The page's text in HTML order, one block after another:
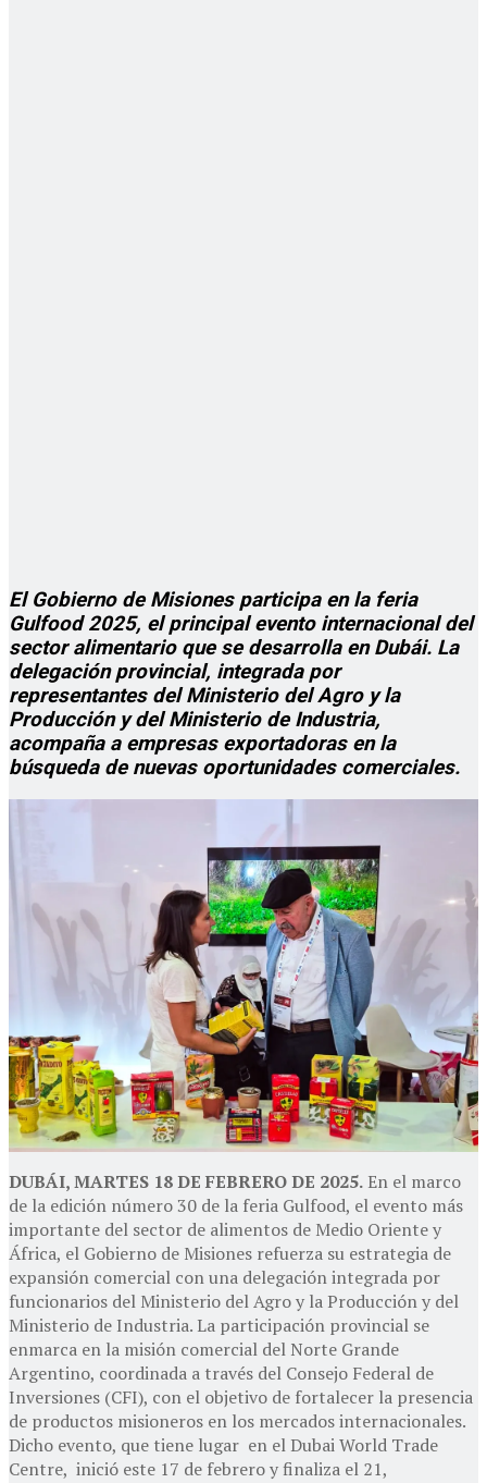
El Gobierno de Misiones participa en la feria
Gulfood 2025, el principal evento internacional del
sector alimentario que se desarrolla en Dubái. La
delegación provincial, integrada por
representantes del Ministerio del Agro y la
Producción y del Ministerio de Industria,
acompaña a empresas exportadoras en la
búsqueda de nuevas oportunidades comerciales.
DUBÁI, MARTES 18 DE FEBRERO DE 2025. En el marco
de la edición número 30 de la feria Gulfood, el evento más
importante del sector de alimentos de Medio Oriente y
África, el Gobierno de Misiones refuerza su estrategia de
expansión comercial con una delegación integrada por
funcionarios del Ministerio del Agro y la Producción y del
Ministerio de Industria. La participación provincial se
enmarca en la misión comercial del Norte Grande
Argentino, coordinada a través del Consejo Federal de
Inversiones (CFI), con el objetivo de fortalecer la presencia
de productos misioneros en los mercados internacionales.
Dicho evento, que tiene lugar en el Dubai World Trade
Centre, inició este 17 de febrero y finaliza el 21,